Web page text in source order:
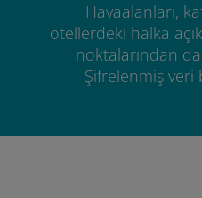
Havaalanları,
otellerdeki halka
noktalarından
Şifrelenmiş veri